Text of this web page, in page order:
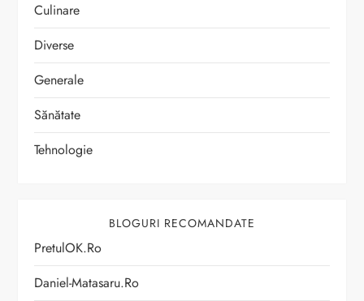
Culinare
Diverse
Generale
Sănătate
Tehnologie
BLOGURI RECOMANDATE
PretulOK.ro
Daniel-Matasaru.ro